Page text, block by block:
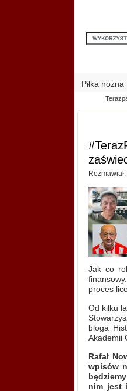
Piłka nożna
Jak co
proces
Od kilku
bloga
Akademii
Rafał
wpisów
nim jest